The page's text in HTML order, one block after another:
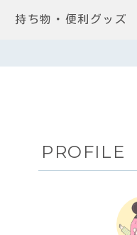
持ち物・便利グッズ
PROFILE